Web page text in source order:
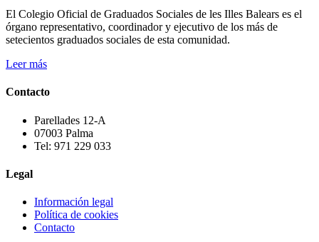
El Colegio Oficial de Graduados Sociales de les Illes Balears es el
órgano representativo, coordinador y ejecutivo de los más de
setecientos graduados sociales de esta comunidad.
Leer más
Contacto
Parellades 12-A
07003 Palma
Tel: 971 229 033
Legal
Información legal
Política de cookies
Contacto